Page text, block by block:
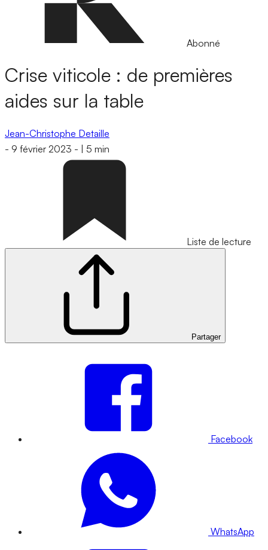
Abonné
Crise viticole : de premières
aides sur la table
Jean-Christophe Detaille
- 9 février 2023 - 5 min
Liste de lecture
Partager
Facebook
WhatsApp